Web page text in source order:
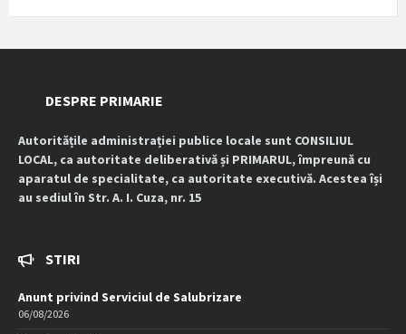
DESPRE PRIMARIE
Autoritățile administrației publice locale sunt CONSILIUL
LOCAL, ca autoritate deliberativă și PRIMARUL, împreună cu
aparatul de specialitate, ca autoritate executivă. Acestea își
au sediul în Str. A. I. Cuza, nr. 15
STIRI
Anunt privind Serviciul de Salubrizare
06/08/2026